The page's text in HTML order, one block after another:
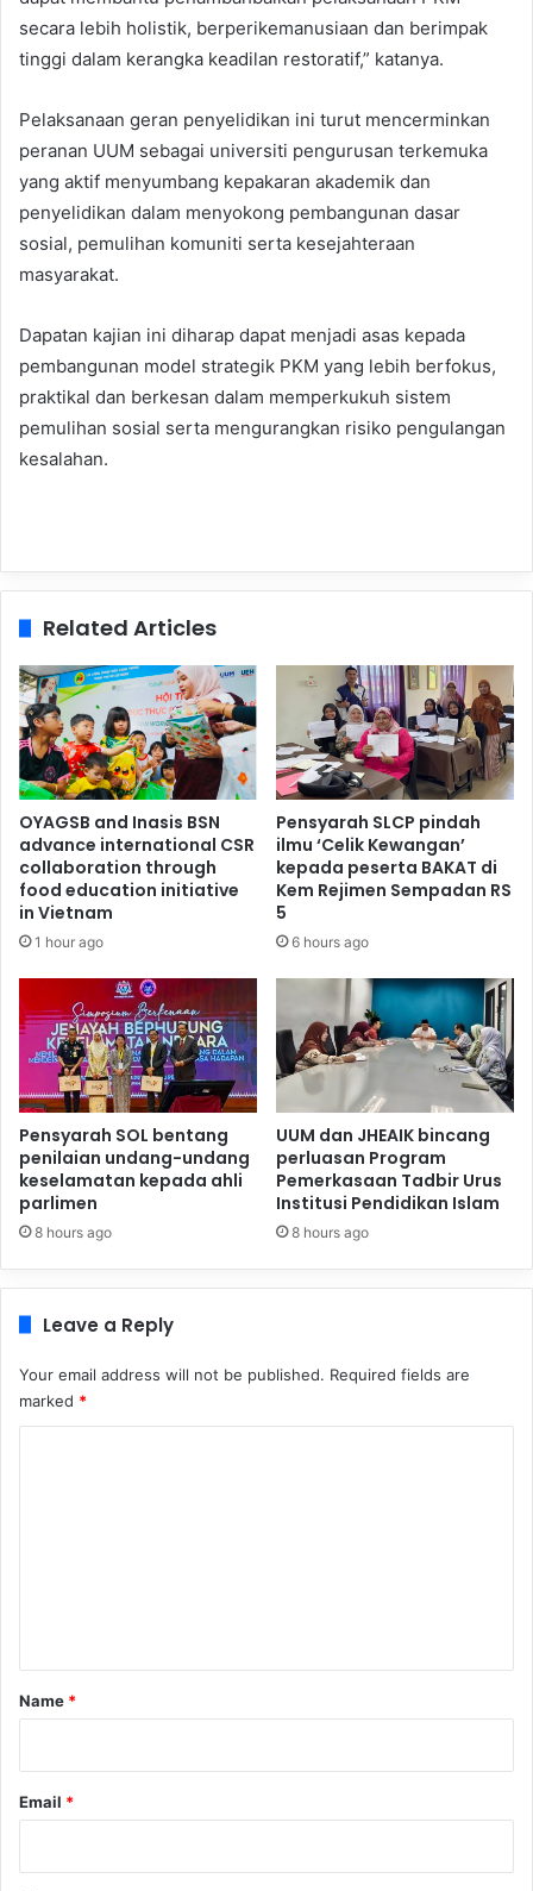
secara lebih holistik, berperikemanusiaan dan berimpak
tinggi dalam kerangka keadilan restoratif,” katanya.
Pelaksanaan geran penyelidikan ini turut mencerminkan
peranan UUM sebagai universiti pengurusan terkemuka
yang aktif menyumbang kepakaran akademik dan
penyelidikan dalam menyokong pembangunan dasar
sosial, pemulihan komuniti serta kesejahteraan
masyarakat.
Dapatan kajian ini diharap dapat menjadi asas kepada
pembangunan model strategik PKM yang lebih berfokus,
praktikal dan berkesan dalam memperkukuh sistem
pemulihan sosial serta mengurangkan risiko pengulangan
kesalahan.
Related Articles
OYAGSB and Inasis BSN
advance international CSR
collaboration through
food education initiative
in Vietnam
1 hour ago
Pensyarah SLCP pindah
ilmu ‘Celik Kewangan’
kepada peserta BAKAT di
Kem Rejimen Sempadan RS
5
6 hours ago
Pensyarah SOL bentang
penilaian undang-undang
keselamatan kepada ahli
parlimen
8 hours ago
UUM dan JHEAIK bincang
perluasan Program
Pemerkasaan Tadbir Urus
Institusi Pendidikan Islam
8 hours ago
Leave a Reply
Your email address will not be published. Required fields are
marked *
*
Name *
Email *